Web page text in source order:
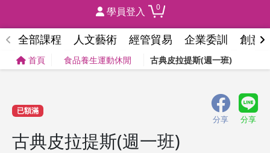
學員登入 0
全部課程 人文藝術 經管貿易 企業委訓 創意
首頁 食品養生運動休閒 古典皮拉提斯(週一班)
已額滿
分享 分享
古典皮拉提斯(週一班)